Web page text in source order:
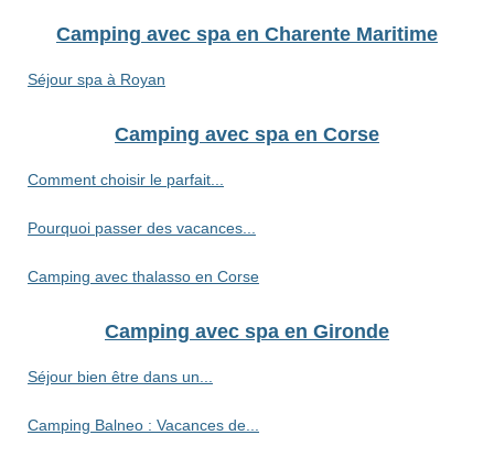
Camping avec spa en Charente Maritime
Séjour spa à Royan
Camping avec spa en Corse
Comment choisir le parfait...
Pourquoi passer des vacances...
Camping avec thalasso en Corse
Camping avec spa en Gironde
Séjour bien être dans un...
Camping Balneo : Vacances de...